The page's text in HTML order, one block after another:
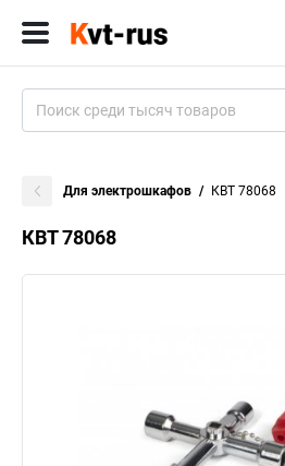
Для электрошкафов КВТ 78068
КВТ 78068